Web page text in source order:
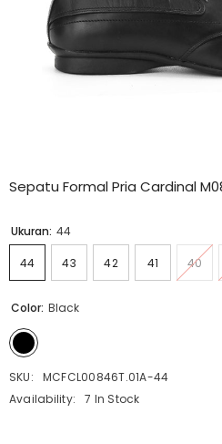
Sepatu Formal Pria Cardinal
Ukuran: 44
44 43 42 41 40
Color: Black
SKU:
MCFCL00846T.01A-44
Availability:
7 In Stock